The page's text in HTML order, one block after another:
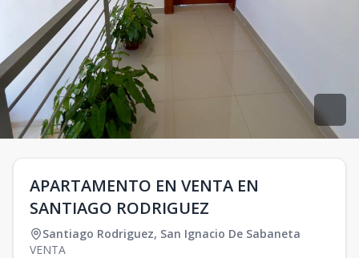
APARTAMENTO EN VENTA EN
SANTIAGO RODRIGUEZ
Santiago Rodriguez, San Ignacio De Sabaneta
VENTA